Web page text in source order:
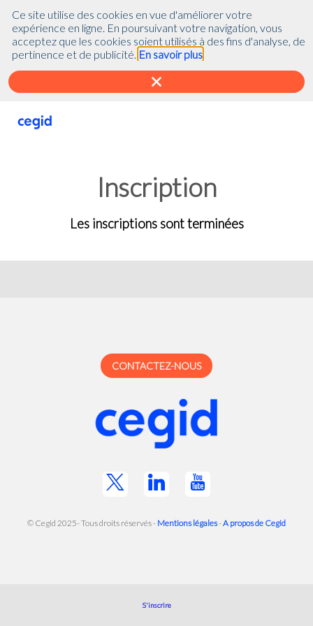
Inscription
Les inscriptions sont terminées
CONTACTEZ-NOUS
© Cegid 2025- Tous droits réservés - Mentions légales-A propos de Cegid
S'inscrire
Ce site utilise des cookies en vue d'améliorer votre
expérience en ligne. En poursuivant votre navigation, vous
acceptez que les cookies soient utilisés à des fins d'analyse, de
pertinence et de publicité. En savoir plus
inwink = global.inwink || {}; global.inwink = inwink; inwink.tracking =
inwink.tracking || {}; inwink.tracking.trackers =
inwink.tracking.trackers || []; inwink.tracking.trackers.push({ script:
{ id : "mytracker", innerContent : '(function() {\r\n var didInit =
false;\r\n function initMunchkin() {\r\n if(didInit === false) {\r\n
didInit = true;\r\n Munchkin.init('818-MJH-876');\r\n }\r\n }\r\n var
'text/javascript';\r\n s.async = true;\r\n s.src =
'//munchkin.marketo.net/munchkin.js';\r\n s.onreadystatechange =
[0].appendChild(s);\r\n})();' }, trackPage: function(location){},
trackAction: function(category, action, label){} }); if
(inwink.trackingStatus) inwink.trackingStatus(); })(this);